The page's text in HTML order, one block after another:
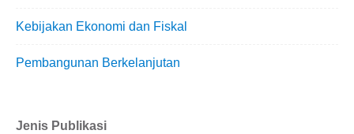
Kebijakan Ekonomi dan Fiskal
Pembangunan Berkelanjutan
Jenis Publikasi